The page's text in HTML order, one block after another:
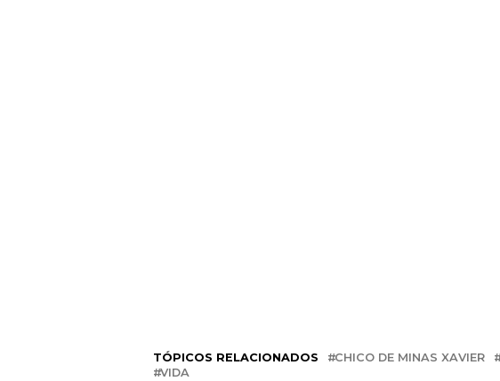
TÓPICOS RELACIONADOS CHICO DE MINAS XAVIER
VIDA